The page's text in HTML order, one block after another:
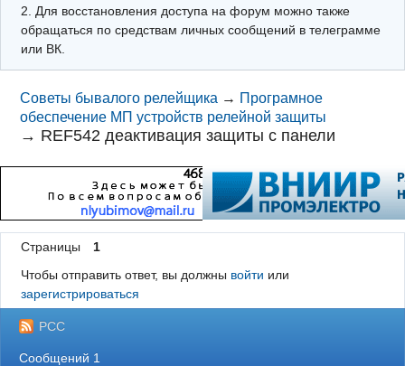
2. Для восстановления доступа на форум можно также
обращаться по средствам личных сообщений в телеграмме
или ВК.
Советы бывалого релейщика → Програмное
обеспечение МП устройств релейной защиты
→ REF542 деактивация защиты с панели
Страницы
1
Чтобы отправить ответ, вы должны войти или
зарегистрироваться
РСС
Сообщений 1